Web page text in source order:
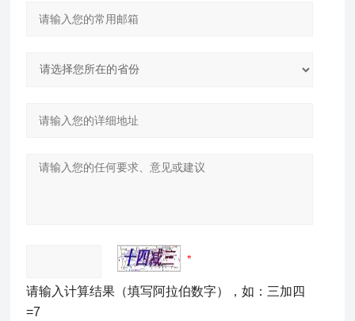
请输入计算结果（填写阿拉伯数字），如：三加四
=7